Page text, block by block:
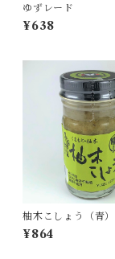
ゆずレード
¥638
柚木こしょう（青
¥864